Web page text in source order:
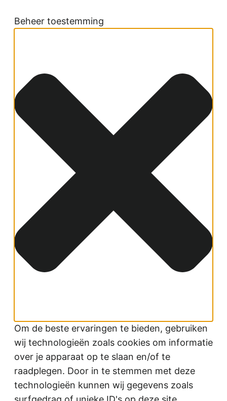
Beheer toestemming
Om de beste ervaringen te bieden, gebruiken
wij technologieën zoals cookies om informatie
over je apparaat op te slaan en/of te
raadplegen. Door in te stemmen met deze
technologieën kunnen wij gegevens zoals